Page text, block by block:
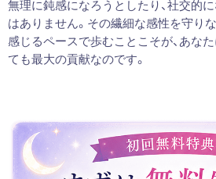
無理に鈍感になろうとしたり、社交的
はありません。その繊細な感性を守り
感じるペースで歩むことこそが、あな
ても最大の貢献なのです。